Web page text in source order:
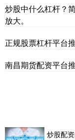
炒股中什么杠杆？
放大。
正规股票杠杆平台
南昌期货配资平台
炒股配